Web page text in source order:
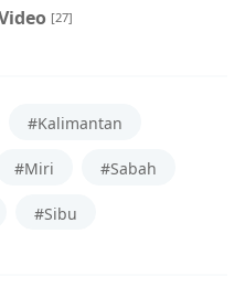
[27]
#Kalimantan
#Miri #Sabah
#Sibu